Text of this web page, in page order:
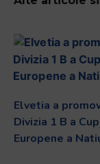
Elvetia a
Divizia 1 B a
Europene a